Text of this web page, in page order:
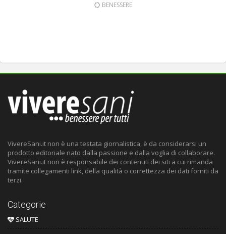
BENESSERE
VivereSani.it non è una testata giornalistica, è da considerarsi un
prodotto editoriale nato dalla passione e dalla voglia di collaborare.
VivereSani.it non è responsabile dei contenuti dei siti a cui rimanda
tramite collegamenti link, della qualità o correttezza dei dati forniti da
terzi.
Categorie
SALUTE